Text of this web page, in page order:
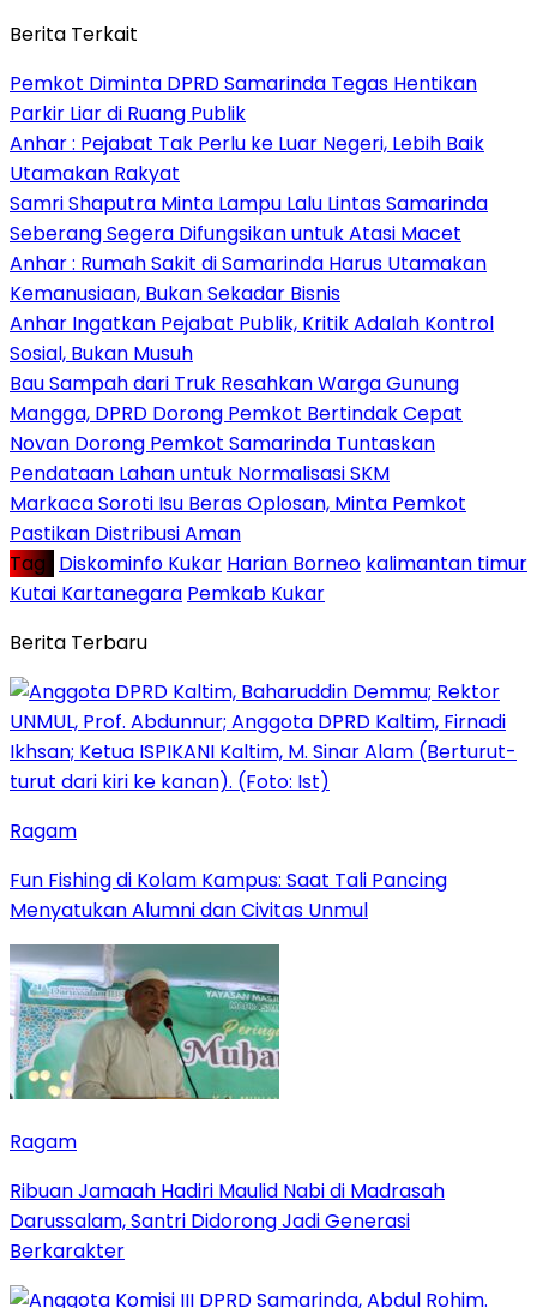
Berita Terkait
Pemkot Diminta DPRD Samarinda Tegas Hentikan
Parkir Liar di Ruang Publik
Anhar : Pejabat Tak Perlu ke Luar Negeri, Lebih Baik
Utamakan Rakyat
Samri Shaputra Minta Lampu Lalu Lintas Samarinda
Seberang Segera Difungsikan untuk Atasi Macet
Anhar : Rumah Sakit di Samarinda Harus Utamakan
Kemanusiaan, Bukan Sekadar Bisnis
Anhar Ingatkan Pejabat Publik, Kritik Adalah Kontrol
Sosial, Bukan Musuh
Bau Sampah dari Truk Resahkan Warga Gunung
Mangga, DPRD Dorong Pemkot Bertindak Cepat
Novan Dorong Pemkot Samarinda Tuntaskan
Pendataan Lahan untuk Normalisasi SKM
Markaca Soroti Isu Beras Oplosan, Minta Pemkot
Pastikan Distribusi Aman
Tag : Diskominfo Kukar Harian Borneo kalimantan timur
Kutai Kartanegara Pemkab Kukar
Berita Terbaru
Ragam
Fun Fishing di Kolam Kampus: Saat Tali Pancing
Menyatukan Alumni dan Civitas Unmul
Ragam
Ribuan Jamaah Hadiri Maulid Nabi di Madrasah
Darussalam, Santri Didorong Jadi Generasi
Berkarakter